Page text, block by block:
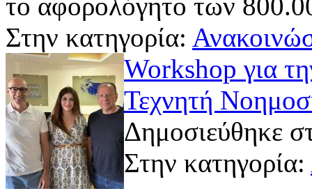
Στην κατηγορία:
Workshop για
Τεχνητή
Δημοσιεύθηκε
Στην κατηγορία: